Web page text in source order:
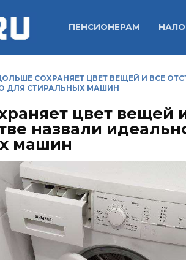
ПЕНСИОНЕРАМ
СОХРАНЯЕТ ЦВЕТ ВЕЩЕЙ И ВСЕ
ДЛЯ СТИРАЛЬНЫХ МАШИН
цвет вещей
назвали
машин